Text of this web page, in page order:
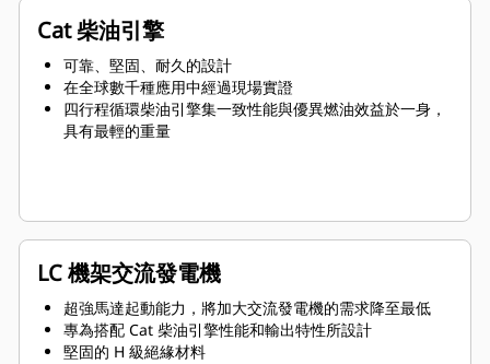
Cat 柴油引擎
可靠、堅固、耐久的設計
在全球數千種應用中經過現場實證
四行程循環柴油引擎集一致性能與優異燃油效益於一身，
具有最輕的重量
LC 機架交流發電機
超強馬達起動能力，將加大交流發電機的需求降至最低
專為搭配 Cat 柴油引擎性能和輸出特性所設計
堅固的 H 級絕緣材料